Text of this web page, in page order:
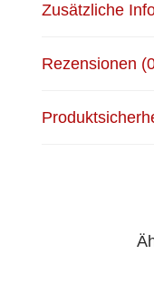
Zusätzliche
Rezensionen